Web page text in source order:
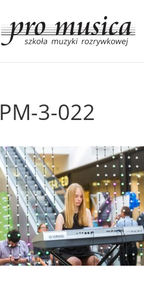
PM-3-022